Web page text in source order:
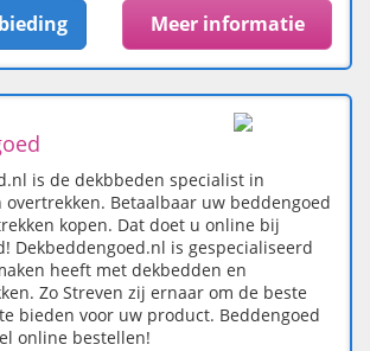
Meer informatie
is de dekbbeden specialist in
overtrekken. Betaalbaar uw beddengoed
kopen. Dat doet u online bij
Dekbeddengoed.nl is gespecialiseerd
heeft met dekbedden en
Zo Streven zij ernaar om de beste
bieden voor uw product. Beddengoed
online bestellen!